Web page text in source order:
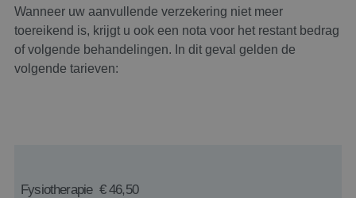
Wanneer uw aanvullende verzekering niet meer
toereikend is, krijgt u ook een nota voor het restant bedrag
of volgende behandelingen. In dit geval gelden de
volgende tarieven:
Fysiotherapie € 46,50